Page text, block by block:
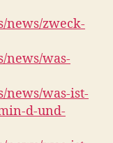
news/zweck-
news/was-
news/was-ist-
d-und-